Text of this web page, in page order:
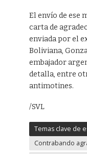
El envío de ese
carta de
enviada por el
Boliviana,
embajador
detalla, entre
antimotines.
/SVL
Temas clave de
Contrabando